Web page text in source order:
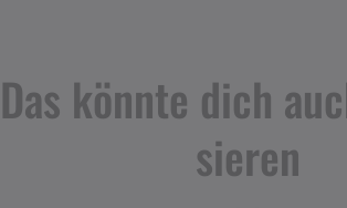
Das könnte dich
sieren